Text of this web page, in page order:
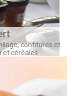
confitures et
et céréales.